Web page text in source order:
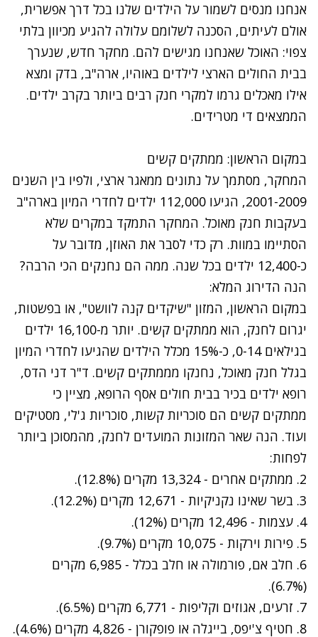
אנחנו מנסים לשמור על הילדים שלנו בכל דרך אפשרית,
אולם לעיתים, הסכנה לשלומם עלולה להגיע מכיוון בלתי
צפוי: האוכל שאנחנו מגישים להם. מחקר חדש, שנערך
בבית החולים הארצי לילדים באוהיו, ארה"ב, בדק ומצא
אילו מאכלים גרמו למקרי חנק רבים ביותר בקרב ילדים.
הממצאים די מטרידים.
במקום הראשון: ממתקים קשים
המחקר, מסתמך על נתונים ממאגר ארצי, ולפיו בין השנים
2001-2009, הגיעו 112,000 ילדים לחדרי המיון בארה"ב
בעקבות חנק מאוכל. המחקר התמקד במקרים שלא
הסתיימו במוות. רק כדי לסבר את האוזן, מדובר על
כ-12,400 ילדים בכל שנה. ממה הם נחנקים הכי הרבה?
הנה הדירוג המלא:
במקום הראשון, המזון "שיקדים קנה לוושט", או בפשטות,
יגרום לחנק, הוא ממתקים קשים. יותר מ-16,100 ילדים
בגילאים 0-14, כ-15% מכלל הילדים שהגיעו לחדרי המיון
בגלל חנק מאוכל, נחנקו מממתקים קשים. ד"ר דני הדס,
רופא ילדים בכיר בבית חולים אסף הרופא, מציין כי
ממתקים קשים הם סוכריות קשות, סוכריות ג'לי, מסטיקים
ועוד. הנה שאר המזונות המועדים לחנק, מהמסוכן ביותר
לפחות:
2. ממתקים אחרים - 13,324 מקרים (12.8%).
3. בשר שאינו נקניקיות - 12,671 מקרים (12.2%).
4. עצמות - 12,496 מקרים (12%).
5. פירות וירקות - 10,075 מקרים (9.7%).
6. חלב אם, פורמולה או חלב בכלל - 6,985 מקרים
(6.7%).
7. זרעים, אגוזים וקליפות - 6,771 מקרים (6.5%).
8. חטיף צ'יפס, בייגלה או פופקורן - 4,826 מקרים (4.6%).